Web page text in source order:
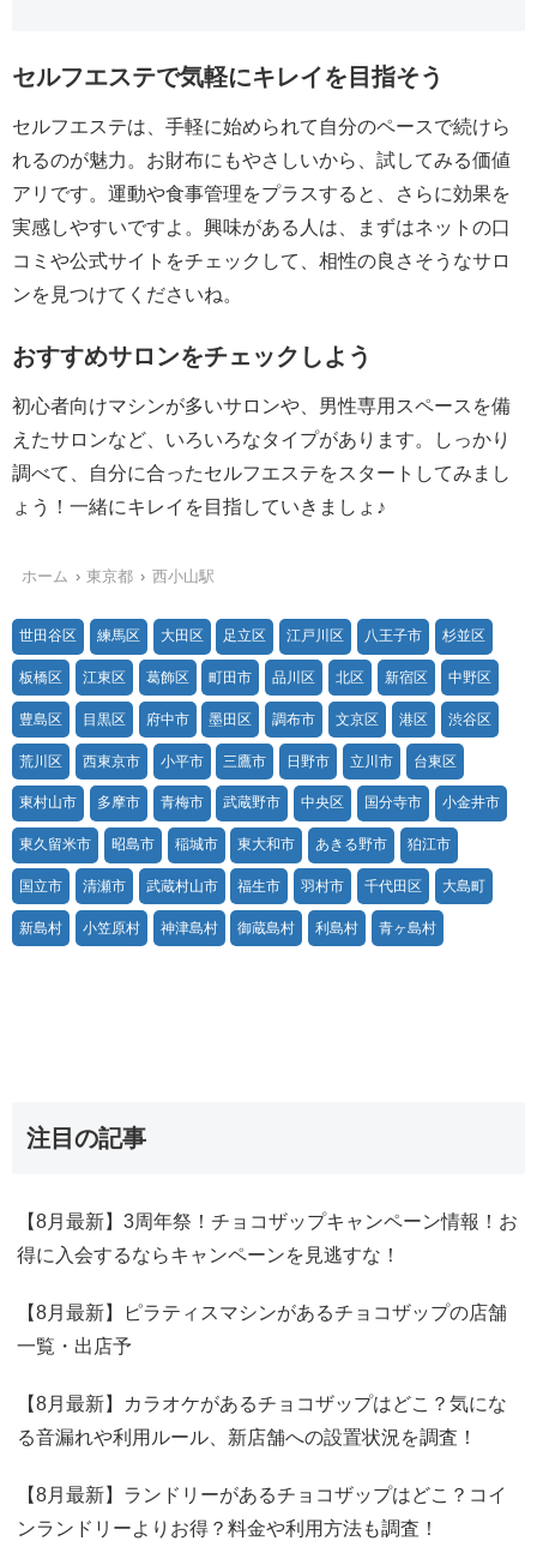
セルフエステで気軽にキレイを目指そう
セルフエステは、手軽に始められて自分のペースで続けら
れるのが魅力。お財布にもやさしいから、試してみる価値
アリです。運動や食事管理をプラスすると、さらに効果を
実感しやすいですよ。興味がある人は、まずはネットの口
コミや公式サイトをチェックして、相性の良さそうなサロ
ンを見つけてくださいね。
おすすめサロンをチェックしよう
初心者向けマシンが多いサロンや、男性専用スペースを備
えたサロンなど、いろいろなタイプがあります。しっかり
調べて、自分に合ったセルフエステをスタートしてみまし
ょう！一緒にキレイを目指していきましょ♪
ホーム 東京都 西小山駅
世田谷区 練馬区 大田区 足立区 江戸川区 八王子市 杉並区
板橋区 江東区 葛飾区 町田市 品川区 北区 新宿区 中野区
豊島区 目黒区 府中市 墨田区 調布市 文京区 港区 渋谷区
荒川区 西東京市 小平市 三鷹市 日野市 立川市 台東区
東村山市 多摩市 青梅市 武蔵野市 中央区 国分寺市 小金井市
東久留米市 昭島市 稲城市 東大和市 あきる野市 狛江市
国立市 清瀬市 武蔵村山市 福生市 羽村市 千代田区 大島町
新島村 小笠原村 神津島村 御蔵島村 利島村 青ヶ島村
注目の記事
【8月最新】3周年祭！チョコザップキャンペーン情報！お
得に入会するならキャンペーンを見逃すな！
【8月最新】ピラティスマシンがあるチョコザップの店舗
一覧・出店予
【8月最新】カラオケがあるチョコザップはどこ？気にな
る音漏れや利用ルール、新店舗への設置状況を調査！
【8月最新】ランドリーがあるチョコザップはどこ？コイ
ンランドリーよりお得？料金や利用方法も調査！